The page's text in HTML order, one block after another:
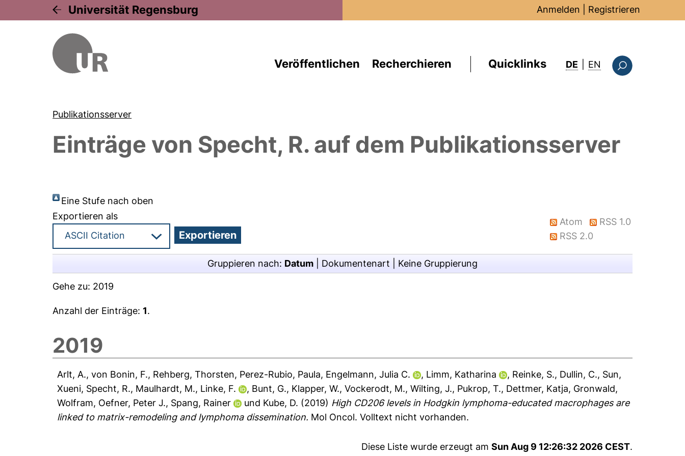
Universität Regensburg Anmelden Registrieren
Veröffentlichen Recherchieren Quicklinks DE EN : this page in
Publikationsserver
Einträge von Specht, R. auf dem Publikationsserver
Eine Stufe nach oben
Exportieren als
Atom
RSS 1.0
RSS 2.0
Gruppieren nach: Datum Dokumentenart Keine Gruppierung
Gehe zu: 2019
Anzahl der Einträge:1.
2019
Arlt, A.,von Bonin, F., Rehberg, Thorsten, Perez-Rubio, Paula, Engelmann, Julia C. , Limm, Katharina , Reinke, S., Dullin, C., Sun,
Xueni, Specht, R., Maulhardt, M., Linke, F. , Bunt, G., Klapper, W.,Vockerodt, M.,Wilting, J., Pukrop, T., Dettmer, Katja, Gronwald,
Wolfram, Oefner, Peter J., Spang, Rainer und Kube, D. (2019) High CD206 levels in Hodgkin lymphoma-educated macrophages are
linked to matrix-remodeling and lymphoma dissemination. Mol Oncol.Volltext nicht vorhanden.
Diese Liste wurde erzeugt am Sun Aug 9 12:26:32 2026 CEST.